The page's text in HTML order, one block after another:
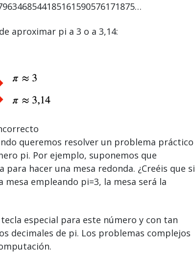
aproximar pi a 3 o a 3,14:
queremos resolver un problema práctico
pi. Por ejemplo, suponemos que
hacer una mesa redonda. ¿Creéis que si
empleando pi=3, la mesa será la
especial para este número y con tan
decimales de pi. Los problemas complejos